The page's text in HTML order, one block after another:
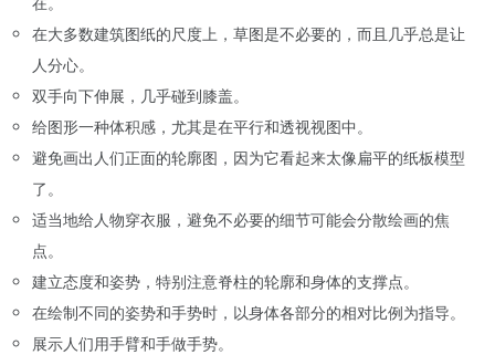
在大多数建筑图纸的尺度上，草图是不必要的，而且几乎总是让
人分心。
双手向下伸展，几乎碰到膝盖。
给图形一种体积感，尤其是在平行和透视视图中。
避免画出人们正面的轮廓图，因为它看起来太像扁平的纸板模型
了。
适当地给人物穿衣服，避免不必要的细节可能会分散绘画的焦
点。
建立态度和姿势，特别注意脊柱的轮廓和身体的支撑点。
在绘制不同的姿势和手势时，以身体各部分的相对比例为指导。
展示人们用手臂和手做手势。